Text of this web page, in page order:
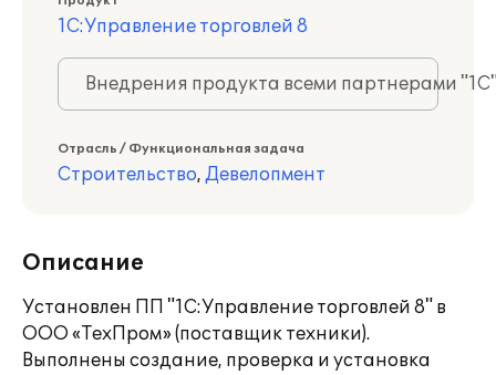
1С:Управление торговлей 8
Внедрения продукта всеми партнерами
Отрасль / Функциональная задача
Строительство, Девелопмент
Описание
Установлен ПП "1С:Управление торговлей 8" в
ООО «ТехПром» (поставщик техники).
Выполнены создание, проверка и установка